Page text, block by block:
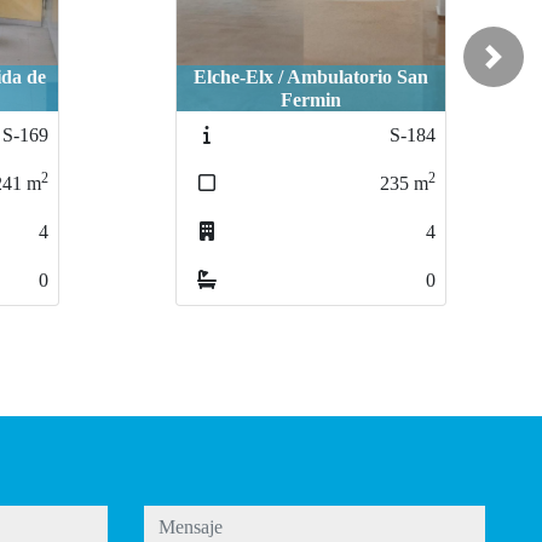
Elx / Ambulatorio San
S-184
m2
4
0
Elx / Ambulatorio San
S-184
235m
Next
mensaje